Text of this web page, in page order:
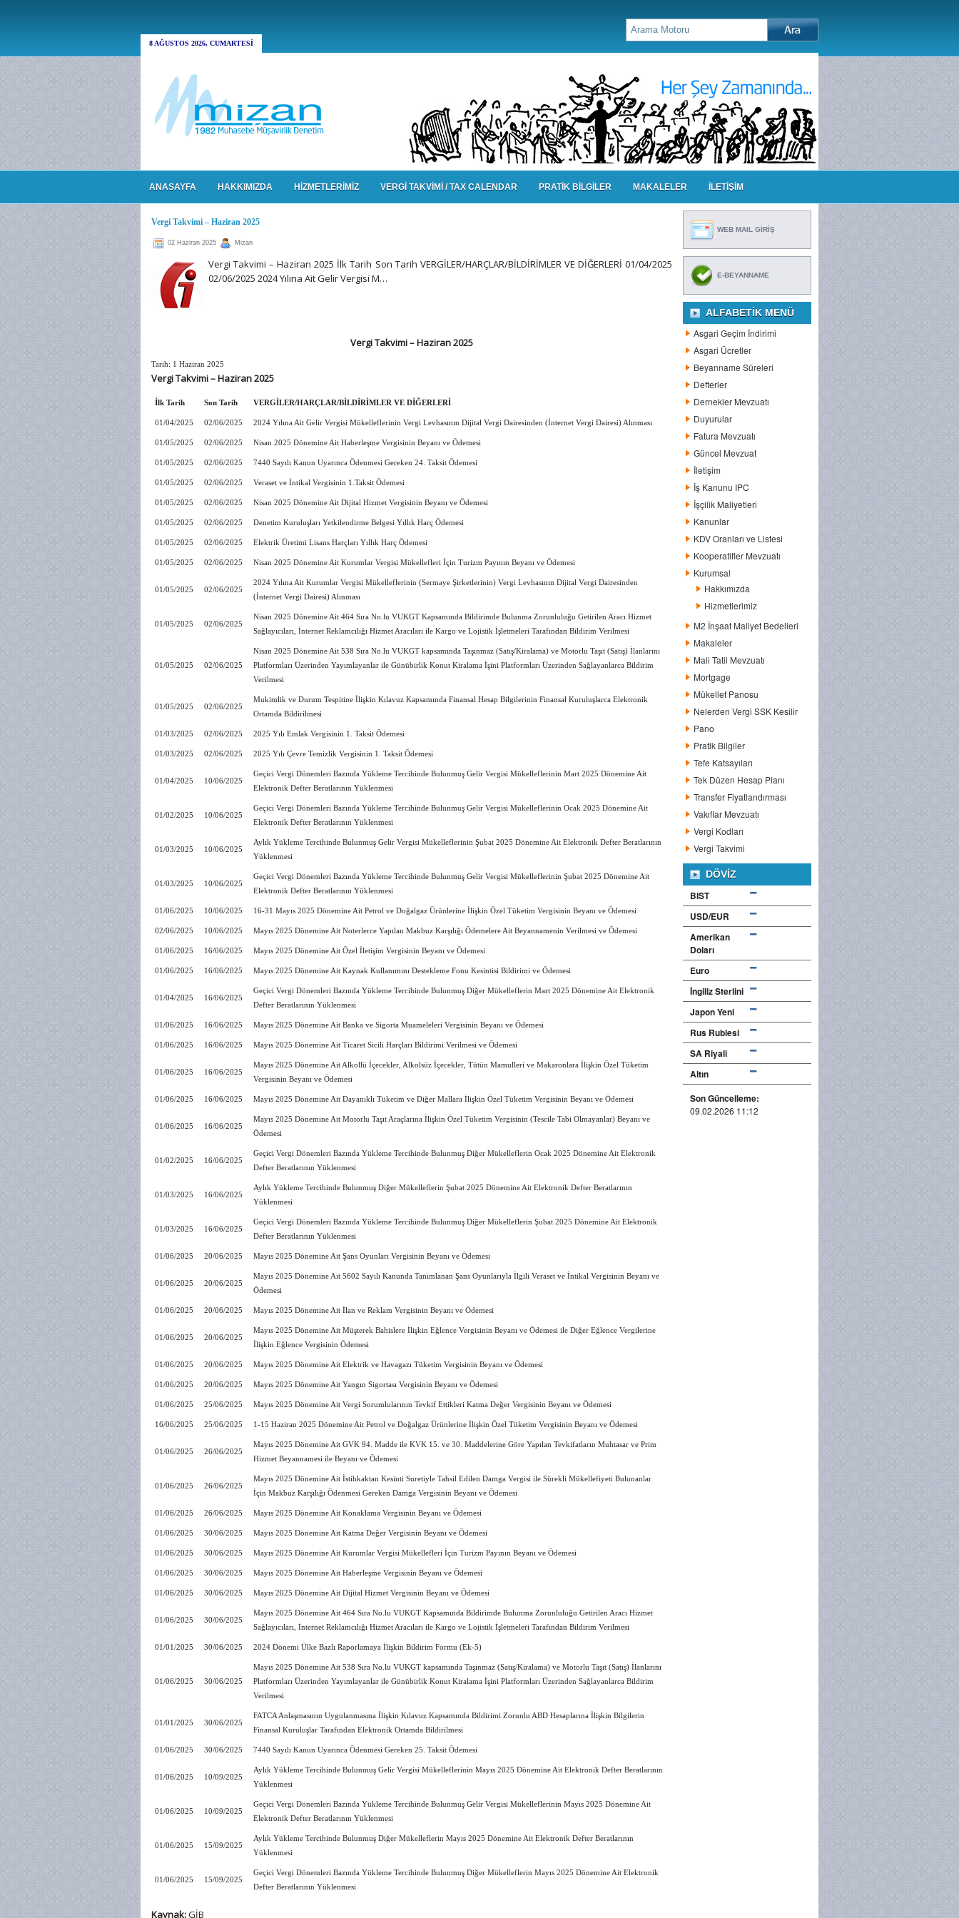
8 AĞUSTOS 2026, CUMARTESI
ANASAYFA HAKKIMIZDA HİZMETLERİMİZ VERGİ TAKVİMİ / TAX CALENDAR PRATİK BİLGİLER MAKALELER İLETİŞİM
Vergi Takvimi – Haziran 2025
02 Haziran 2025 Mizan
Vergi Takvimi – Haziran 2025 İlk Tarih Son Tarih VERGİLER/HARÇLAR/BİLDİRİMLER VE DİĞERLERİ 01/04/2025
02/06/2025 2024 Yılına Ait Gelir Vergisi M…
Vergi Takvimi – Haziran 2025
Tarih: 1 Haziran 2025
Vergi Takvimi – Haziran 2025
İlk Tarih Son Tarih VERGİLER/HARÇLAR/BİLDİRİMLER VE DİĞERLERİ
01/04/2025 02/06/2025 2024 Yılına Ait Gelir Vergisi Mükelleflerinin Vergi Levhasının Dijital Vergi Dairesinden (İnternet Vergi Dairesi) Alınması
01/05/2025 02/06/2025 Nisan 2025 Dönemine Ait Haberleşme Vergisinin Beyanı ve Ödemesi
01/05/2025 02/06/2025 7440 Sayılı Kanun Uyarınca Ödenmesi Gereken 24. Taksit Ödemesi
01/05/2025 02/06/2025 Veraset ve İntikal Vergisinin 1.Taksit Ödemesi
01/05/2025 02/06/2025 Nisan 2025 Dönemine Ait Dijital Hizmet Vergisinin Beyanı ve Ödemesi
01/05/2025 02/06/2025 Denetim Kuruluşları Yetkilendirme Belgesi Yıllık Harç Ödemesi
01/05/2025 02/06/2025 Elektrik Üretimi Lisans Harçları Yıllık Harç Ödemesi
01/05/2025 02/06/2025 Nisan 2025 Dönemine Ait Kurumlar Vergisi Mükellefleri İçin Turizm Payının Beyanı ve Ödemesi
01/05/2025 02/06/2025
2024 Yılına Ait Kurumlar Vergisi Mükelleflerinin (Sermaye Şirketlerinin) Vergi Levhasının Dijital Vergi Dairesinden
(İnternet Vergi Dairesi) Alınması
01/05/2025 02/06/2025
Nisan 2025 Dönemine Ait 464 Sıra No.lu VUKGT Kapsamında Bildirimde Bulunma Zorunluluğu Getirilen Aracı Hizmet
Sağlayıcıları, İnternet Reklamcılığı Hizmet Aracıları ile Kargo ve Lojistik İşletmeleri Tarafından Bildirim Verilmesi
01/05/2025 02/06/2025
Nisan 2025 Dönemine Ait 538 Sıra No.lu VUKGT kapsamında Taşınmaz (Satış/Kiralama) ve Motorlu Taşıt (Satış) İlanlarını
Platformları Üzerinden Yayımlayanlar ile Günübirlik Konut Kiralama İşini Platformları Üzerinden Sağlayanlarca Bildirim
Verilmesi
01/05/2025 02/06/2025
Mukimlik ve Durum Tespitine İlişkin Kılavuz Kapsamında Finansal Hesap Bilgilerinin Finansal Kuruluşlarca Elektronik
Ortamda Bildirilmesi
01/03/2025 02/06/2025 2025 Yılı Emlak Vergisinin 1. Taksit Ödemesi
01/03/2025 02/06/2025 2025 Yılı Çevre Temizlik Vergisinin 1. Taksit Ödemesi
01/04/2025 10/06/2025
Geçici Vergi Dönemleri Bazında Yükleme Tercihinde Bulunmuş Gelir Vergisi Mükelleflerinin Mart 2025 Dönemine Ait
Elektronik Defter Beratlarının Yüklenmesi
01/02/2025 10/06/2025
Geçici Vergi Dönemleri Bazında Yükleme Tercihinde Bulunmuş Gelir Vergisi Mükelleflerinin Ocak 2025 Dönemine Ait
Elektronik Defter Beratlarının Yüklenmesi
01/03/2025 10/06/2025
Aylık Yükleme Tercihinde Bulunmuş Gelir Vergisi Mükelleflerinin Şubat 2025 Dönemine Ait Elektronik Defter Beratlarının
Yüklenmesi
01/03/2025 10/06/2025
Geçici Vergi Dönemleri Bazında Yükleme Tercihinde Bulunmuş Gelir Vergisi Mükelleflerinin Şubat 2025 Dönemine Ait
Elektronik Defter Beratlarının Yüklenmesi
01/06/2025 10/06/2025 16-31 Mayıs 2025 Dönemine Ait Petrol ve Doğalgaz Ürünlerine İlişkin Özel Tüketim Vergisinin Beyanı ve Ödemesi
02/06/2025 10/06/2025 Mayıs 2025 Dönemine Ait Noterlerce Yapılan Makbuz Karşılığı Ödemelere Ait Beyannamenin Verilmesi ve Ödemesi
01/06/2025 16/06/2025 Mayıs 2025 Dönemine Ait Özel İletişim Vergisinin Beyanı ve Ödemesi
01/06/2025 16/06/2025 Mayıs 2025 Dönemine Ait Kaynak Kullanımını Destekleme Fonu Kesintisi Bildirimi ve Ödemesi
01/04/2025 16/06/2025
Geçici Vergi Dönemleri Bazında Yükleme Tercihinde Bulunmuş Diğer Mükelleflerin Mart 2025 Dönemine Ait Elektronik
Defter Beratlarının Yüklenmesi
01/06/2025 16/06/2025 Mayıs 2025 Dönemine Ait Banka ve Sigorta Muameleleri Vergisinin Beyanı ve Ödemesi
01/06/2025 16/06/2025 Mayıs 2025 Dönemine Ait Ticaret Sicili Harçları Bildirimi Verilmesi ve Ödemesi
01/06/2025 16/06/2025
Mayıs 2025 Dönemine Ait Alkollü İçecekler, Alkolsüz İçecekler, Tütün Mamulleri ve Makaronlara İlişkin Özel Tüketim
Vergisinin Beyanı ve Ödemesi
01/06/2025 16/06/2025 Mayıs 2025 Dönemine Ait Dayanıklı Tüketim ve Diğer Mallara İlişkin Özel Tüketim Vergisinin Beyanı ve Ödemesi
01/06/2025 16/06/2025
Mayıs 2025 Dönemine Ait Motorlu Taşıt Araçlarına İlişkin Özel Tüketim Vergisinin (Tescile Tabi Olmayanlar) Beyanı ve
Ödemesi
01/02/2025 16/06/2025
Geçici Vergi Dönemleri Bazında Yükleme Tercihinde Bulunmuş Diğer Mükelleflerin Ocak 2025 Dönemine Ait Elektronik
Defter Beratlarının Yüklenmesi
01/03/2025 16/06/2025
Aylık Yükleme Tercihinde Bulunmuş Diğer Mükelleflerin Şubat 2025 Dönemine Ait Elektronik Defter Beratlarının
Yüklenmesi
01/03/2025 16/06/2025
Geçici Vergi Dönemleri Bazında Yükleme Tercihinde Bulunmuş Diğer Mükelleflerin Şubat 2025 Dönemine Ait Elektronik
Defter Beratlarının Yüklenmesi
01/06/2025 20/06/2025 Mayıs 2025 Dönemine Ait Şans Oyunları Vergisinin Beyanı ve Ödemesi
01/06/2025 20/06/2025
Mayıs 2025 Dönemine Ait 5602 Sayılı Kanunda Tanımlanan Şans Oyunlarıyla İlgili Veraset ve İntikal Vergisinin Beyanı ve
Ödemesi
01/06/2025 20/06/2025 Mayıs 2025 Dönemine Ait İlan ve Reklam Vergisinin Beyanı ve Ödemesi
01/06/2025 20/06/2025
Mayıs 2025 Dönemine Ait Müşterek Bahislere İlişkin Eğlence Vergisinin Beyanı ve Ödemesi ile Diğer Eğlence Vergilerine
İlişkin Eğlence Vergisinin Ödemesi
01/06/2025 20/06/2025 Mayıs 2025 Dönemine Ait Elektrik ve Havagazı Tüketim Vergisinin Beyanı ve Ödemesi
01/06/2025 20/06/2025 Mayıs 2025 Dönemine Ait Yangın Sigortası Vergisinin Beyanı ve Ödemesi
01/06/2025 25/06/2025 Mayıs 2025 Dönemine Ait Vergi Sorumlularının Tevkif Ettikleri Katma Değer Vergisinin Beyanı ve Ödemesi
16/06/2025 25/06/2025 1-15 Haziran 2025 Dönemine Ait Petrol ve Doğalgaz Ürünlerine İlişkin Özel Tüketim Vergisinin Beyanı ve Ödemesi
01/06/2025 26/06/2025
Mayıs 2025 Dönemine Ait GVK 94. Madde ile KVK 15. ve 30. Maddelerine Göre Yapılan Tevkifatların Muhtasar ve Prim
Hizmet Beyannamesi ile Beyanı ve Ödemesi
01/06/2025 26/06/2025
Mayıs 2025 Dönemine Ait İstihkaktan Kesinti Suretiyle Tahsil Edilen Damga Vergisi ile Sürekli Mükellefiyeti Bulunanlar
İçin Makbuz Karşılığı Ödenmesi Gereken Damga Vergisinin Beyanı ve Ödemesi
01/06/2025 26/06/2025 Mayıs 2025 Dönemine Ait Konaklama Vergisinin Beyanı ve Ödemesi
01/06/2025 30/06/2025 Mayıs 2025 Dönemine Ait Katma Değer Vergisinin Beyanı ve Ödemesi
01/06/2025 30/06/2025 Mayıs 2025 Dönemine Ait Kurumlar Vergisi Mükellefleri İçin Turizm Payının Beyanı ve Ödemesi
01/06/2025 30/06/2025 Mayıs 2025 Dönemine Ait Haberleşme Vergisinin Beyanı ve Ödemesi
01/06/2025 30/06/2025 Mayıs 2025 Dönemine Ait Dijital Hizmet Vergisinin Beyanı ve Ödemesi
01/06/2025 30/06/2025
Mayıs 2025 Dönemine Ait 464 Sıra No.lu VUKGT Kapsamında Bildirimde Bulunma Zorunluluğu Getirilen Aracı Hizmet
Sağlayıcıları, İnternet Reklamcılığı Hizmet Aracıları ile Kargo ve Lojistik İşletmeleri Tarafından Bildirim Verilmesi
01/01/2025 30/06/2025 2024 Dönemi Ülke Bazlı Raporlamaya İlişkin Bildirim Formu (Ek-5)
01/06/2025 30/06/2025
Mayıs 2025 Dönemine Ait 538 Sıra No.lu VUKGT kapsamında Taşınmaz (Satış/Kiralama) ve Motorlu Taşıt (Satış) İlanlarını
Platformları Üzerinden Yayımlayanlar ile Günübirlik Konut Kiralama İşini Platformları Üzerinden Sağlayanlarca Bildirim
Verilmesi
01/01/2025 30/06/2025
FATCA Anlaşmasının Uygulanmasına İlişkin Kılavuz Kapsamında Bildirimi Zorunlu ABD Hesaplarına İlişkin Bilgilerin
Finansal Kuruluşlar Tarafından Elektronik Ortamda Bildirilmesi
01/06/2025 30/06/2025 7440 Sayılı Kanun Uyarınca Ödenmesi Gereken 25. Taksit Ödemesi
01/06/2025 10/09/2025
Aylık Yükleme Tercihinde Bulunmuş Gelir Vergisi Mükelleflerinin Mayıs 2025 Dönemine Ait Elektronik Defter Beratlarının
Yüklenmesi
01/06/2025 10/09/2025
Geçici Vergi Dönemleri Bazında Yükleme Tercihinde Bulunmuş Gelir Vergisi Mükelleflerinin Mayıs 2025 Dönemine Ait
Elektronik Defter Beratlarının Yüklenmesi
01/06/2025 15/09/2025
Aylık Yükleme Tercihinde Bulunmuş Diğer Mükelleflerin Mayıs 2025 Dönemine Ait Elektronik Defter Beratlarının
Yüklenmesi
01/06/2025 15/09/2025
Geçici Vergi Dönemleri Bazında Yükleme Tercihinde Bulunmuş Diğer Mükelleflerin Mayıs 2025 Dönemine Ait Elektronik
Defter Beratlarının Yüklenmesi
Kaynak:GİB
WEB MAIL GİRİŞ
E-BEYANNAME
ALFABETIK MENÜ
Asgari Geçim İndirimi
Asgari Ücretler
Beyanname Süreleri
Defterler
Dernekler Mevzuatı
Duyurular
Fatura Mevzuatı
Güncel Mevzuat
İletişim
İş Kanunu IPC
İşçilik Maliyetleri
Kanunlar
KDV Oranları ve Listesi
Kooperatifler Mevzuatı
Kurumsal
Hakkımızda
Hizmetlerimiz
M2 İnşaat Maliyet Bedelleri
Makaleler
Mali Tatil Mevzuatı
Mortgage
Mükellef Panosu
Nelerden Vergi SSK Kesilir
Pano
Pratik Bilgiler
Tefe Katsayıları
Tek Düzen Hesap Planı
Transfer Fiyatlandırması
Vakıflar Mevzuatı
Vergi Kodları
Vergi Takvimi
DÖVIZ
BIST
USD/EUR
Amerikan
Doları
Euro
İngiliz Sterlini
Japon Yeni
Rus Rublesi
SA Riyali
Altın
Son Güncelleme:
09.02.2026 11:12